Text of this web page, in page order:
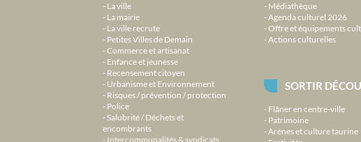
La ville
La mairie
La ville recrute
Petites Villes de Demain
Commerce et artisanat
Enfance et jeunesse
Recensement citoyen
Urbanisme et Environnement
Risques / prévention / protection
Police
Salubrité / Déchets et
encombrants
Intercommunalités & syndicats
Médiathèque
Agenda culturel 2026
Offre et équipements
Actions culturelles
SORTIR
Flâner en centre-ville
Patrimoine
Arènes et culture taurine